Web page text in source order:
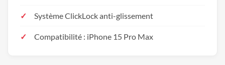
Système ClickLock anti-glissement
Compatibilité : iPhone 15 Pro Max